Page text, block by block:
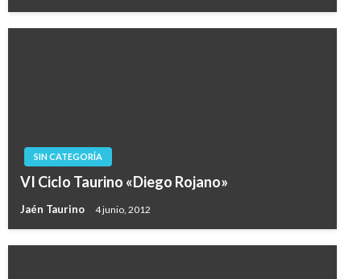
SIN CATEGORÍA
VI Ciclo Taurino «Diego Rojano»
Jaén Taurino 4 junio, 2012